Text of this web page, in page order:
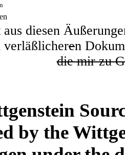
diesen
verläßlicheren
die mir zu
by the